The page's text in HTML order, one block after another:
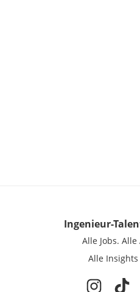
Ingenieur-
Alle Jobs. Alle
Alle